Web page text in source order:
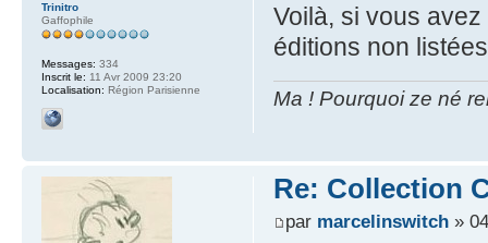
Voilà, si vous
éditions non
Ma ! Pourquoi ze né
Trinitro
Gaffophile
Messages: 334
Inscrit le: 11 Avr 2009 23:20
Localisation: Région Parisienne
Re: Collection
par marcelinswitch»